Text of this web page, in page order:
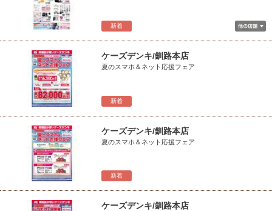
新着
新着
ケーズデンキ/釧路本店
夏のスマホ＆ネット応援フェア
新着
ケーズデンキ/釧路本店
夏のスマホ＆ネット応援フェア
ケーズデンキ/釧路本店